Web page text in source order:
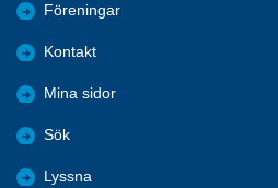
Föreningar
Kontakt
Mina sidor
Sök
Lyssna